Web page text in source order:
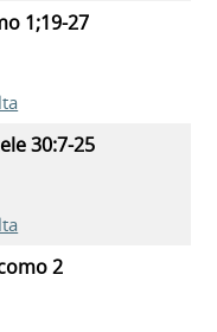
1;19-27
30:7-25
2